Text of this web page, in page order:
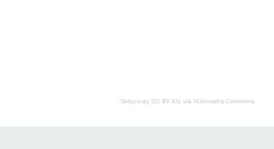
Selbymay, CC BY 4.0, vía Wikimedia Commons